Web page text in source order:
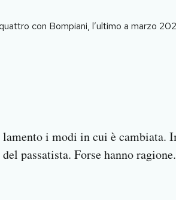
con Bompiani, l’ultimo a marzo
i modi in cui è cambiata.
passatista. Forse hanno